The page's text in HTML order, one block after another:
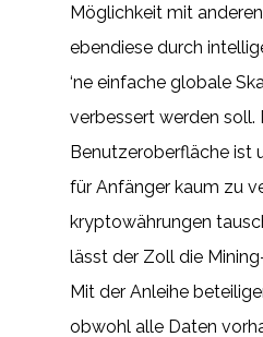
Möglichkeit mit
ebendiese durch
‘ne einfache globale
verbessert werden soll.
Benutzeroberfläche ist
für Anfänger kaum zu
kryptowährungen
lässt der Zoll die
Mit der Anleihe
obwohl alle Daten